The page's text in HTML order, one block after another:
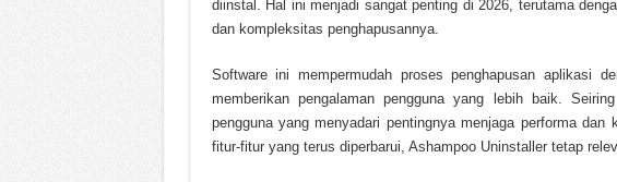
diinstal. Hal ini menjadi sangat penting di 2026, terutama
dan kompleksitas penghapusannya.
Software ini mempermudah proses penghapusan aplikasi
memberikan pengalaman pengguna yang lebih baik.
pengguna yang menyadari pentingnya menjaga performa
fitur-fitur yang terus diperbarui, Ashampoo Uninstaller tetap